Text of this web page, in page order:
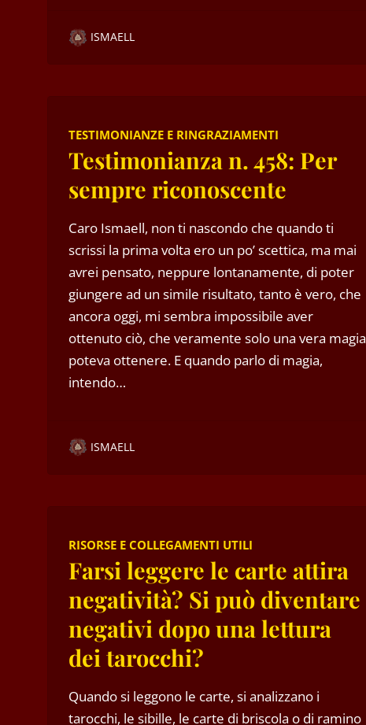
ISMAELL
TESTIMONIANZE E RINGRAZIAMENTI
Testimonianza n. 458: Per
sempre riconoscente
Caro Ismaell, non ti nascondo che quando ti
scrissi la prima volta ero un po’ scettica, ma mai
avrei pensato, neppure lontanamente, di poter
giungere ad un simile risultato, tanto è vero, che
ancora oggi, mi sembra impossibile aver
ottenuto ciò, che veramente solo una vera magia
poteva ottenere. E quando parlo di magia,
intendo…
ISMAELL
RISORSE E COLLEGAMENTI UTILI
Farsi leggere le carte attira
negatività? Si può diventare
negativi dopo una lettura
dei tarocchi?
Quando si leggono le carte, si analizzano i
tarocchi, le sibille, le carte di briscola o di ramino